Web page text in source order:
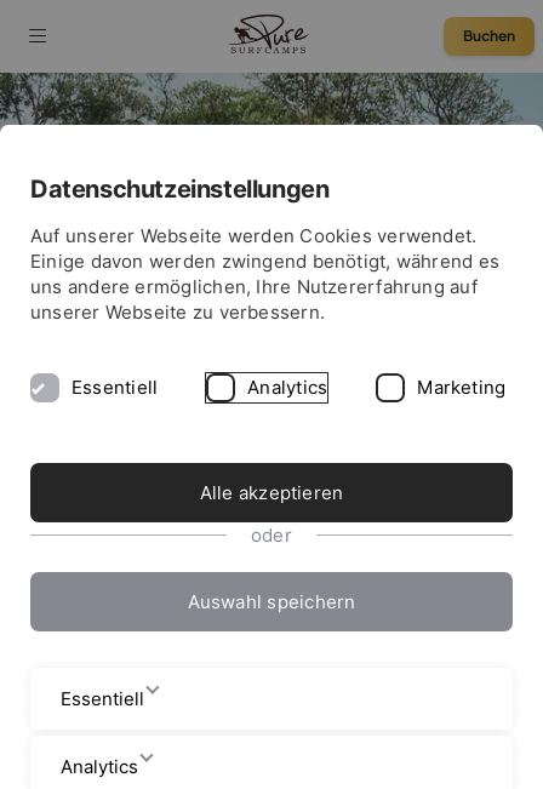
Buchen
Leon Glatzer: 10
Fragen zu Olympia
2021 in Tokio
Datenschutzeinstellungen
Auf unserer Webseite werden Cookies verwendet.
Einige davon werden zwingend benötigt, während es
uns andere ermöglichen, Ihre Nutzererfahrung auf
unserer Webseite zu verbessern.
Essentiell Analytics Marketing
Alle akzeptieren
oder
Auswahl speichern
Essentiell
Analytics